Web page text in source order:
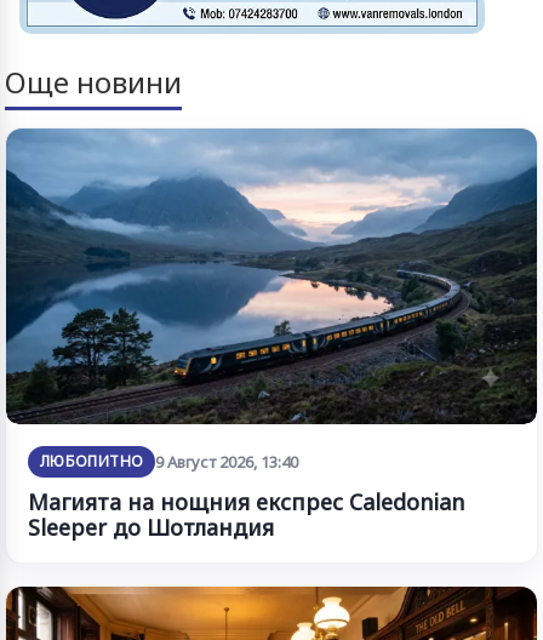
Още новини
ЛЮБОПИТНО 9 Август 2026, 13:40
Магията на нощния експрес Caledonian
Sleeper до Шотландия